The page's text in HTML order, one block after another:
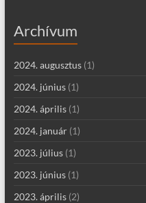
Archívum
2024. augusztus(1)
2024. június(1)
2024. április(1)
2024. január(1)
2023. július(1)
2023. június(1)
2023. április(2)